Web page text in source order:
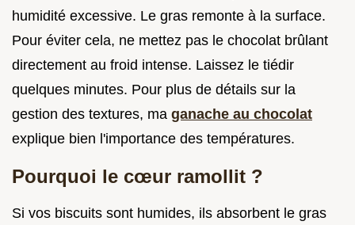
humidité excessive. Le gras remonte à la surface.
Pour éviter cela, ne mettez pas le chocolat brûlant
directement au froid intense. Laissez le tiédir
quelques minutes. Pour plus de détails sur la
gestion des textures, ma ganache au chocolat
explique bien l'importance des températures.
Pourquoi le cœur ramollit ?
Si vos biscuits sont humides, ils absorbent le gras